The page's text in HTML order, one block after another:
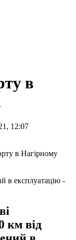
в
12:07
в експлуатацію -
км від